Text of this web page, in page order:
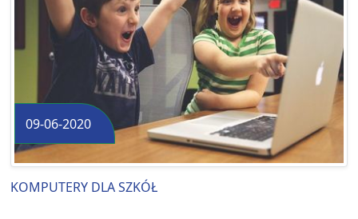
09-06-2020
KOMPUTERY DLA SZKÓŁ